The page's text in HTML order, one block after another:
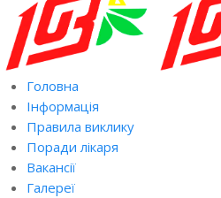
Головна
Інформація
Правила виклику
Поради лікаря
Вакансії
Галереї